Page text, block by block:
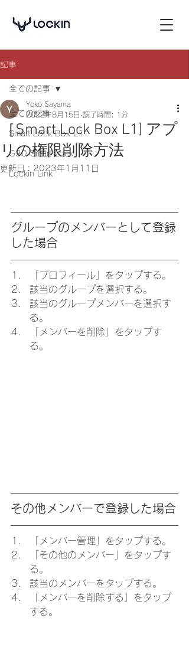
記事
全ての記事
Smart Lock Box L1
G30 Smart Lock
Lockin Link
全ての記事
［Smart Lock Box L1] アプ
リの権限削除方法
Yoko Sayama
2022年8月15日 読了時間: 1分
更新日： 2023年1月11日
グループのメンバーとして登録
した場合
「プロフィール」をタップする。
該当のグループを選択する。
該当のグループメンバーを選択す
る。
「メンバーを削除」をタップす
る。
その他メンバーで登録した場合
「メンバー管理」をタップする。
「その他のメンバー」をタップす
る。
該当のメンバーをタップする。
「メンバーを削除する」をタップ
する。